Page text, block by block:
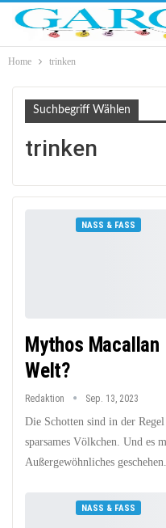
Home trinken
Suchbegriff Wählen
trinken
NASS & FASS
Mythos
Welt?
Redaktion Sep. 13, 2023
Die Schotten sind in der
sparsames Völkchen. Und es
Außergewöhnliches
NASS & FASS